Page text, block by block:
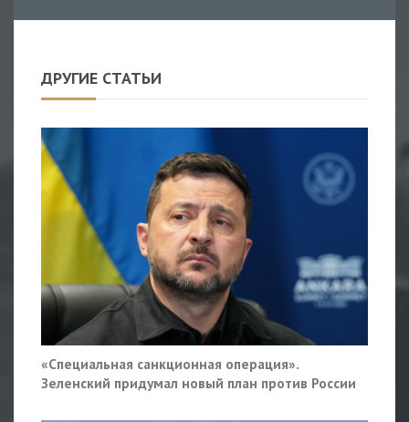
ДРУГИЕ СТАТЬИ
«Специальная санкционная операция».
Зеленский придумал новый план против России